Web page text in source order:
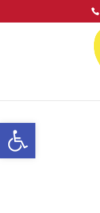
Ouvrir la barre d’outils